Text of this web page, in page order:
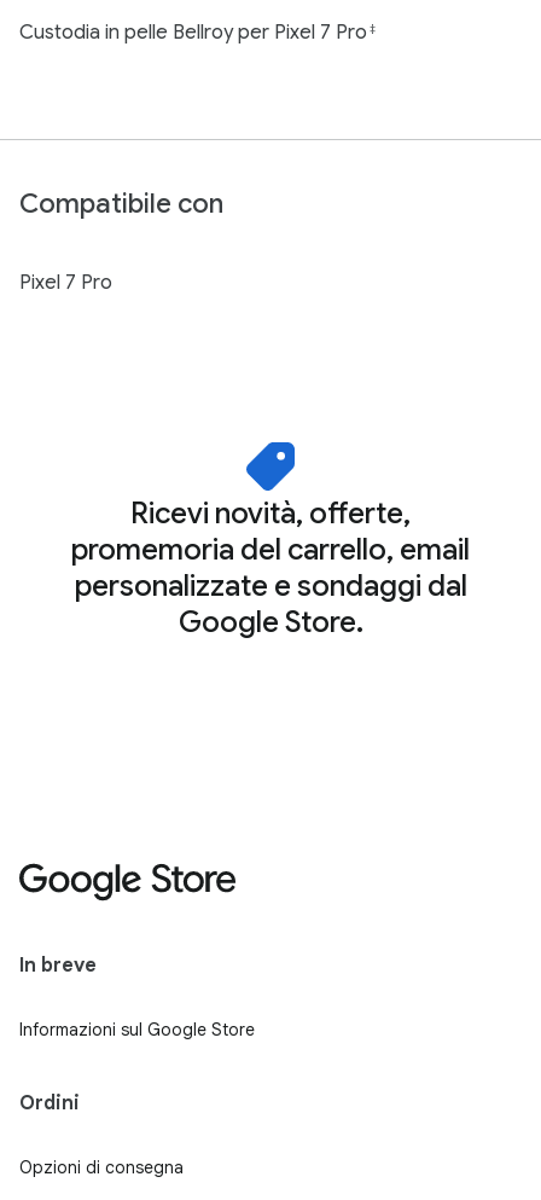
Custodia in pelle Bellroy per Pixel 7 Pro ‡
Compatibile con
Pixel 7 Pro
Ricevi novità, offerte,
promemoria del carrello, email
personalizzate e sondaggi dal
Google Store.
In breve
Informazioni sul Google Store
Ordini
Opzioni di consegna